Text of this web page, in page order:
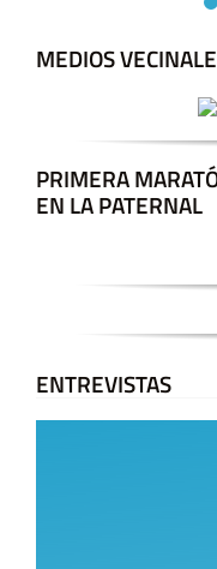
MEDIOS
PRIMERA
EN LA PATERNAL
ENTREVISTAS